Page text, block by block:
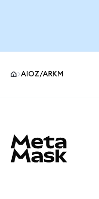
AIOZ/ARKM